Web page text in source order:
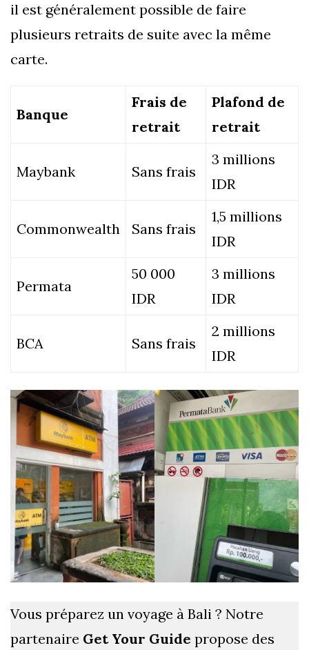
il est généralement possible de faire
plusieurs retraits de suite avec la même
carte.
Banque
Frais de
retrait
Plafond de
retrait
Maybank Sans frais
3 millions
IDR
Commonwealth Sans frais
1,5 millions
IDR
Permata
50 000
IDR
3 millions
IDR
BCA Sans frais
2 millions
IDR
Vous préparez un voyage à Bali ? Notre
partenaire Get Your Guide propose des